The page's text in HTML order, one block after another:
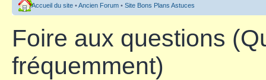
Accueil du site •Ancien Forum • Site Bons Plans Astuces
Foire aux questions
fréquemment)